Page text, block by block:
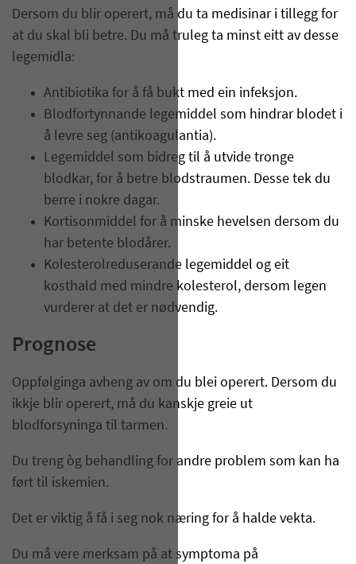
Dersom du blir operert, må du ta medisinar i tillegg for
at du skal bli betre. Du må truleg ta minst eitt av desse
legemidla:
Antibiotika for å få bukt med ein infeksjon.
Blodfortynnande legemiddel som hindrar blodet i
å levre seg (antikoagulantia).
Legemiddel som bidreg til å utvide tronge
blodkar, for å betre blodstraumen. Desse tek du
berre i nokre dagar.
Kortisonmiddel for å minske hevelsen dersom du
har betente blodårer.
Kolesterolreduserande legemiddel og eit
kosthald med mindre kolesterol, dersom legen
vurderer at det er nødvendig.
Prognose
Oppfølginga avheng av om du blei operert. Dersom du
ikkje blir operert, må du kanskje greie ut
blodforsyninga til tarmen.
Du treng òg behandling for andre problem som kan ha
ført til iskemien.
Det er viktig å få i seg nok næring for å halde vekta.
Du må vere merksam på at symptoma på